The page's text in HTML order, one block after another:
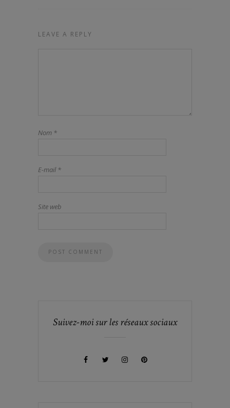
LEAVE A REPLY
Nom *
E-mail*
Site web
Suivez-moi sur les réseaux sociaux